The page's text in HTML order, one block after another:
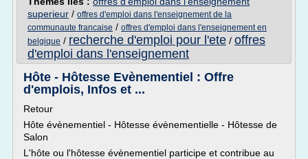
superieur / offres d'emploi dans l'enseignement de la
communaute francaise / offres d'emploi dans l'enseignement en
belgique / recherche d'emploi pour l'ete / offres
d'emploi dans l'enseignement
Hôte - Hôtesse Evènementiel : Offre
d'emplois, Infos et ...
Retour
Hôte évènementiel - Hôtesse évènementielle - Hôtesse de
Salon
L'hôte ou l'hôtesse évènementiel participe et contribue au